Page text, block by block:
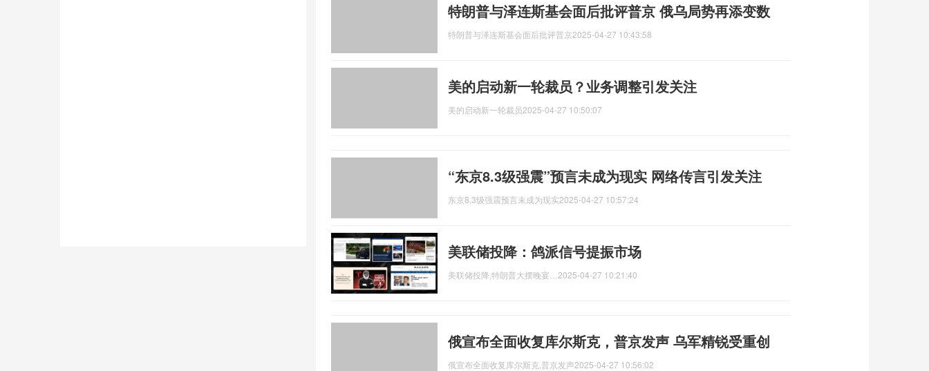
特朗普与泽连斯基会面后批评普京 俄乌局势再添变数
特朗普与泽连斯基会面后批评普京2025-04-27 10:43:58
美的启动新一轮裁员？业务调整引发关注
美的启动新一轮裁员2025-04-27 10:50:07
“东京8.3级强震”预言未成为现实 网络传言引发关注
东京8,3级强震预言未成为现实2025-04-27 10:57:24
美联储投降：鸽派信号提振市场
美联储投降,特朗普大摆晚宴… 2025-04-27 10:21:40
俄宣布全面收复库尔斯克，普京发声 乌军精锐受重创
俄宣布全面收复库尔斯克,普京发声2025-04-27 10:56:02